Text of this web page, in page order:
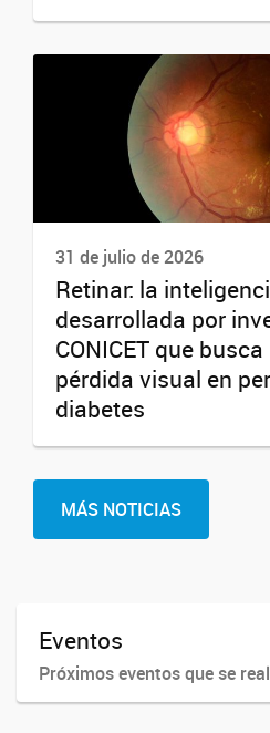
31 de julio de 2026
Retinar: la
desarrollada por
CONICET que
pérdida visual en
diabetes
MÁS NOTICIAS
Eventos
Próximos eventos que se